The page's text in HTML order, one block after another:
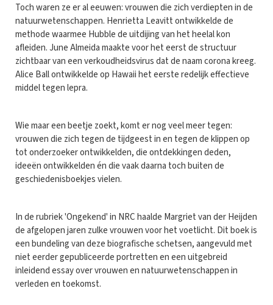
Toch waren ze er al eeuwen: vrouwen die zich verdiepten in de
natuurwetenschappen. Henrietta Leavitt ontwikkelde de
methode waarmee Hubble de uitdijing van het heelal kon
afleiden. June Almeida maakte voor het eerst de structuur
zichtbaar van een verkoudheidsvirus dat de naam corona kreeg.
Alice Ball ontwikkelde op Hawaii het eerste redelijk effectieve
middel tegen lepra.
Wie maar een beetje zoekt, komt er nog veel meer tegen:
vrouwen die zich tegen de tijdgeest in en tegen de klippen op
tot onderzoeker ontwikkelden, die ontdekkingen deden,
ideeën ontwikkelden én die vaak daarna toch buiten de
geschiedenisboekjes vielen.
In de rubriek 'Ongekend' in NRC haalde Margriet van der Heijden
de afgelopen jaren zulke vrouwen voor het voetlicht. Dit boek is
een bundeling van deze biografische schetsen, aangevuld met
niet eerder gepubliceerde portretten en een uitgebreid
inleidend essay over vrouwen en natuurwetenschappen in
verleden en toekomst.